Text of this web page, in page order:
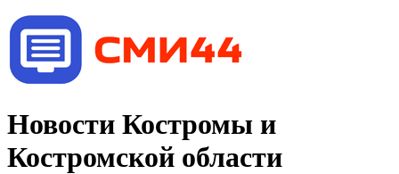
Новости Костромы и
Костромской области